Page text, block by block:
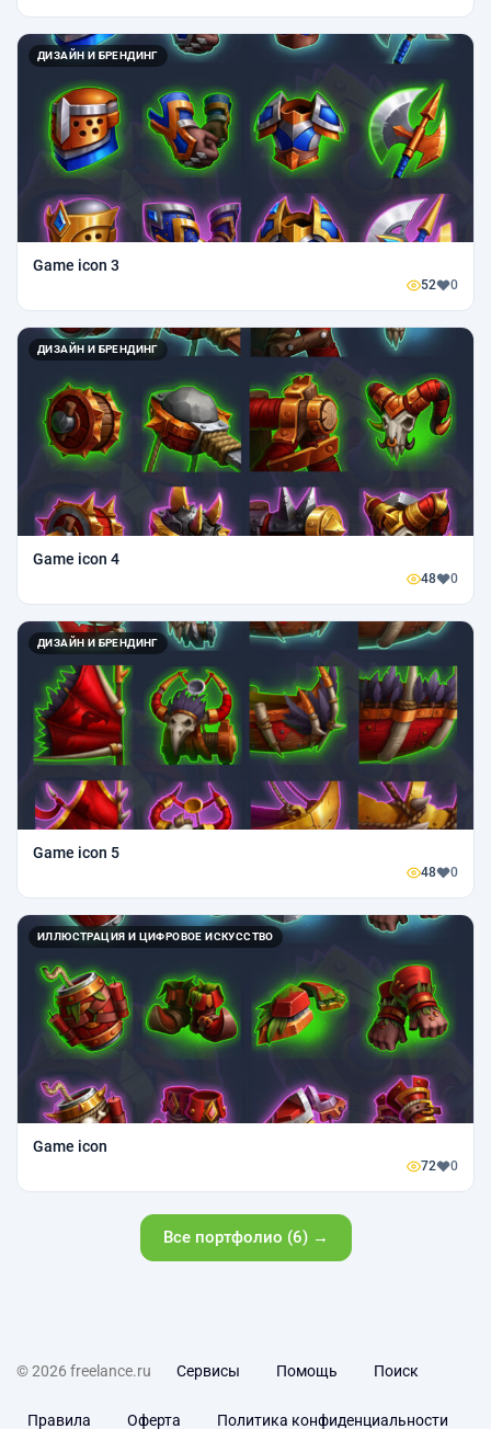
ДИЗАЙН И БРЕНДИНГ
Game icon 3
52 0
ДИЗАЙН И БРЕНДИНГ
Game icon 4
48 0
ДИЗАЙН И БРЕНДИНГ
Game icon 5
48 0
ИЛЛЮСТРАЦИЯ И ЦИФРОВОЕ ИСКУССТВО
Game icon
72 0
Все портфолио (6) →
© 2026 freelance.ru Сервисы Помощь Поиск
Правила Оферта Политика конфиденциальности